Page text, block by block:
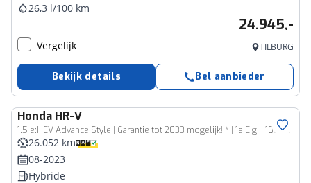
26,3 l/100 km
24.945,-
Vergelijk TILBURG
Bekijk details Bel aanbieder
Honda HR-V
1.5 e:HEV Advance Style | Garantie tot 2033 mogelijk! * | 1e Eig. | 100% dealer onderhouden | Navigatie | Apple Carplay/Android Auto | Camera | 18 Inch |
26.052 km
08-2023
Hybride